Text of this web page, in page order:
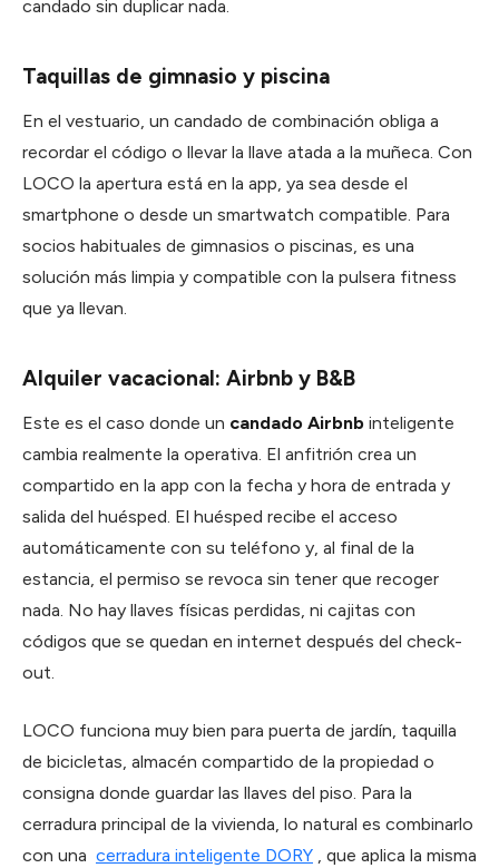
candado sin duplicar nada.
Taquillas de gimnasio y piscina
En el vestuario, un candado de combinación obliga a
recordar el código o llevar la llave atada a la muñeca. Con
LOCO la apertura está en la app, ya sea desde el
smartphone o desde un smartwatch compatible. Para
socios habituales de gimnasios o piscinas, es una
solución más limpia y compatible con la pulsera fitness
que ya llevan.
Alquiler vacacional: Airbnb y B&B
Este es el caso donde un candado Airbnb inteligente
cambia realmente la operativa. El anfitrión crea un
compartido en la app con la fecha y hora de entrada y
salida del huésped. El huésped recibe el acceso
automáticamente con su teléfono y, al final de la
estancia, el permiso se revoca sin tener que recoger
nada. No hay llaves físicas perdidas, ni cajitas con
códigos que se quedan en internet después del check-
out.
LOCO funciona muy bien para puerta de jardín, taquilla
de bicicletas, almacén compartido de la propiedad o
consigna donde guardar las llaves del piso. Para la
cerradura principal de la vivienda, lo natural es combinarlo
con una cerradura inteligente DORY , que aplica la misma